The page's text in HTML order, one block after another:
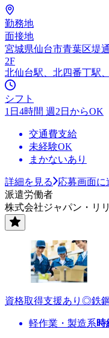
勤務地
面接地
宮城県仙台市青葉区堤
2F
北仙台駅、北四番丁駅
シフト
1日4時間 週2日からOK
交通費支給
未経験OK
まかないあり
詳細を見る
応募画面に
派遣労働者
株式会社ジャパン・リ
資格取得支援あり◎鉄
軽作業・製造系時